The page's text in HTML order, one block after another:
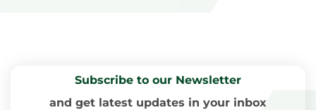
Subscribe to our Newsletter
and get latest updates in your inbox